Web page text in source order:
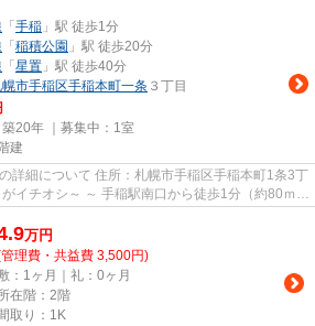
「 手稲 」駅 徒歩1分
「 稲積公園 」駅 徒歩20分
「 星置 」駅 徒歩40分
市手稲区手稲本町一条 ３丁目
20年 ｜募集中： 1室
建
幌市手稲区手稲本町1条3丁
万円
理費・共益費 3,500円)
：1ヶ月｜礼：0ヶ月
在階：2階
取り：1K